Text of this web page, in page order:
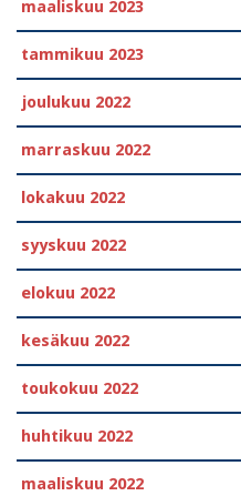
maaliskuu 2023
tammikuu 2023
joulukuu 2022
marraskuu 2022
lokakuu 2022
syyskuu 2022
elokuu 2022
kesäkuu 2022
toukokuu 2022
huhtikuu 2022
maaliskuu 2022